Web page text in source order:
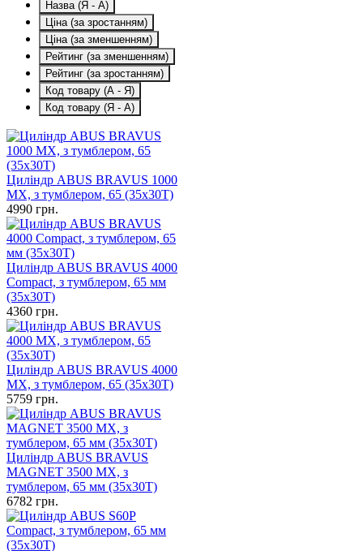
Назва (Я - А)
Ціна (за зростанням)
Ціна (за зменшенням)
Рейтинг (за зменшенням)
Рейтинг (за зростанням)
Код товару (А - Я)
Код товару (Я - А)
Циліндр ABUS BRAVUS 1000
MX, з тумблером, 65 (35x30T)
4990 грн.
Циліндр ABUS BRAVUS 4000
Compact, з тумблером, 65 мм
(35х30Т)
4360 грн.
Циліндр ABUS BRAVUS 4000
MX, з тумблером, 65 (35х30Т)
5759 грн.
Циліндр ABUS BRAVUS
MAGNET 3500 MX, з
тумблером, 65 мм (35х30T)
6782 грн.